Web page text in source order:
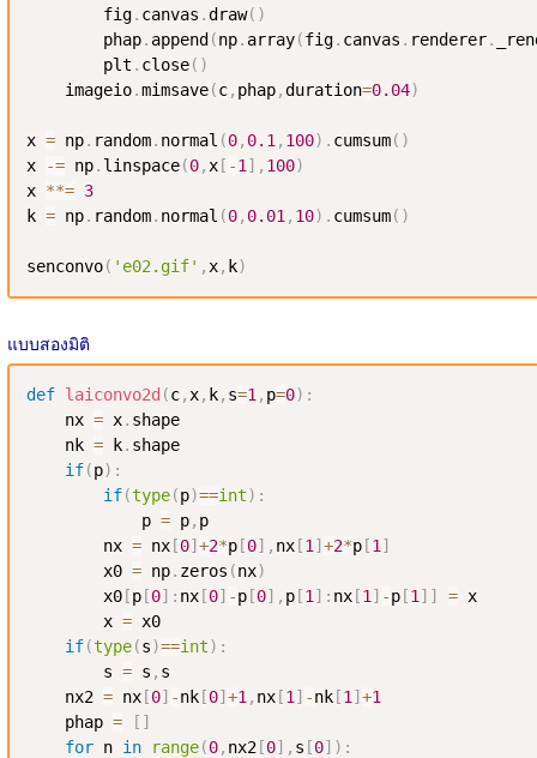
        fig
. canvas .draw( )
        phap
. append (np. array(fig. canvas . renderer.
        plt
. close( )
    imageio
.mimsave(c, phap,duration=0.04)
x = np. random. normal (0, 0.1 , 100) . cumsum( )
x
-= np. linspace(0, x [ -1 ] , 100)
x **= 3
k = np. random. normal (0, 0.01 , 10) . cumsum( )
senconvo( 'e02.gif' , x, k)
แบบสองมิติ
def laiconvo2d (c, x, k, s=1 , p=0) :
    nx
= x. shape
    nk
= k. shape
if(p) :
if(type(p)==int) :
            p
= p, p
        nx
= nx [0] +2*p [0] , nx [1 ] +2*p [1 ]
        x0
= np. zeros (nx)
        x0
[p [0] : nx [0] -p [0] , p [1 ] : nx [1 ] -p [1 ] ] = x
        x
= x0
if(type(s)==int) :
        s
= s , s
    nx2
= nx [0] -nk [0] +1 , nx [1 ] -nk [1 ] +1
    phap
= [ ]
for n in range(0, nx2 [0] , s [0] ) :